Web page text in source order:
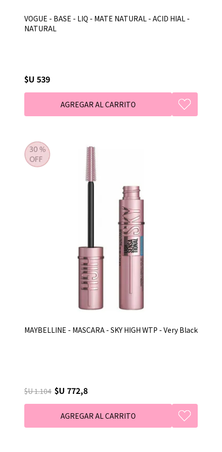
VOGUE - BASE - LIQ - MATE NATURAL - ACID HIAL -
NATURAL
$U 539
MAYBELLINE - MASCARA - SKY HIGH WTP - Very Black
$U 1.104 $U 772,8